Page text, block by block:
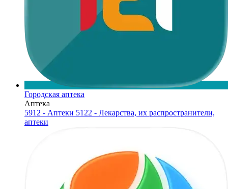
Городская аптека
Аптека
5912 - Аптеки 5122 - Лекарства, их распространители,
аптеки